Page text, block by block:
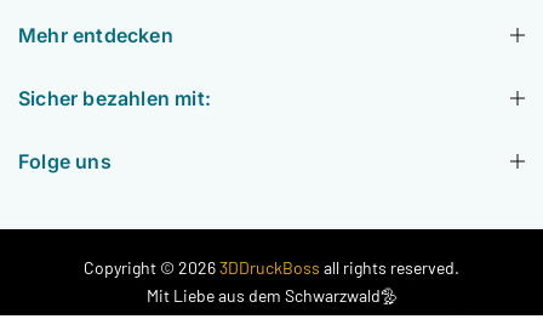
Mehr entdecken
Sicher bezahlen mit:
Folge uns
Copyright © 20263DDruckBoss all rights reserved.
Mit Liebe aus dem Schwarzwald🦤